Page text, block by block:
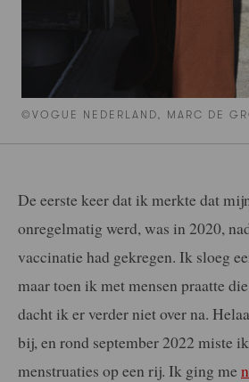
©VOGUE NEDERLAND, MARC DE
De eerste keer dat ik merkte dat
onregelmatig werd, was in 2020,
vaccinatie had gekregen. Ik sloeg
maar toen ik met mensen praatte
dacht ik er verder niet over na.
bij, en rond september 2022 miste
menstruaties op een rij. Ik ging me